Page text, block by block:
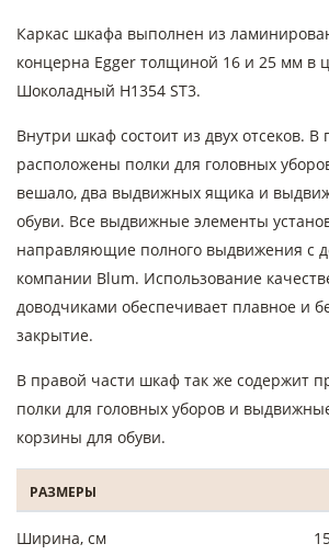
Каркас шкафа выполнен из
концерна Egger толщиной 16 и 25 мм в
Шоколадный H1354 ST3.
Внутри шкаф состоит из двух отсеков. В
расположены полки для головных
вешало, два выдвижных ящика и
обуви. Все выдвижные элементы
направляющие полного выдвижения с
компании Blum. Использование
доводчиками обеспечивает плавное и
закрытие.
В правой части шкаф так же содержит
полки для головных уборов и
корзины для обуви.
РАЗМЕРЫ
Ширина, см